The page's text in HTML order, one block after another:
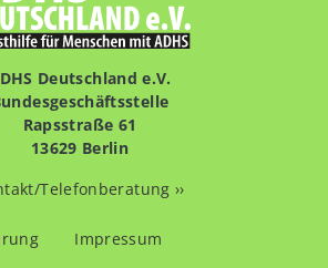
Deutschland e.V.
Rapsstraße 61
13629 Berlin
Telefonberatung ››
Impressum